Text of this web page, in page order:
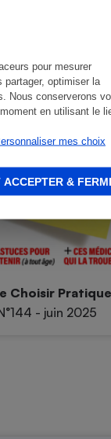
pour mesurer
partager, optimiser la
Nous conserverons
en utilisant le
mes choix
ACCEPTER &
Choisir
- juin 2025